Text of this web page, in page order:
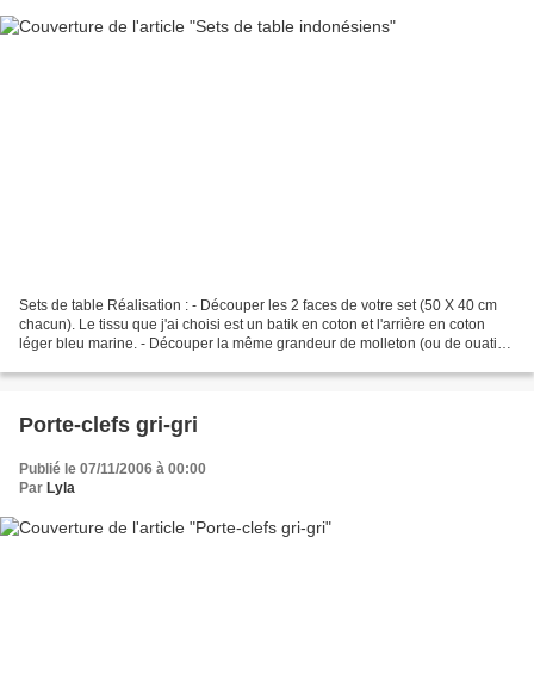
Sets de table Réalisation : - Découper les 2 faces de votre set (50 X 40 cm
chacun). Le tissu que j'ai choisi est un batik en coton et l'arrière en coton
léger bleu marine. - Découper la même grandeur de molleton (ou de ouatine
Porte-clefs gri-gri
Publié le 07/11/2006 à 00:00
Par Lyla